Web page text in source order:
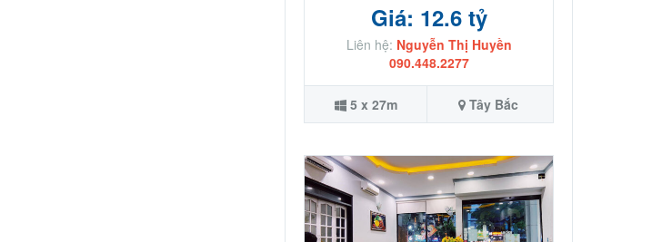
Giá: 12.6 tỷ
Liên hệ: Nguyễn Thị Huyền
090.448.2277
5 x 27m Tây Bắc